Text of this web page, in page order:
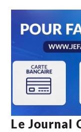
Le Journal